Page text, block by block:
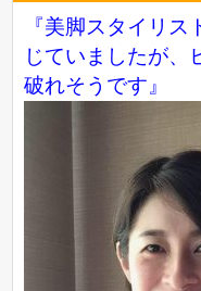
『美脚スタイリ
じていましたが、
破れそうです』